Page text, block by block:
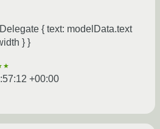
{ text: modelData.text
} }
+00:00